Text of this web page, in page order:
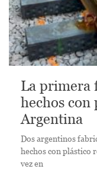
La primera
hechos con
Argentina
Dos argentinos
hechos con plástico
vez en